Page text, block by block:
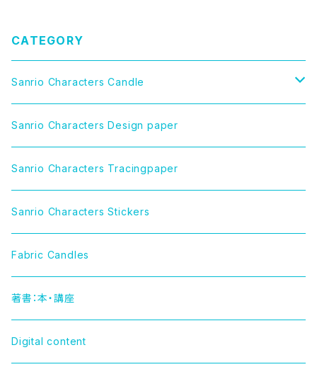
CATEGORY
Sanrio Characters Candle
CINNAMOROLL（シナモロール）
LITTLE TWIN STARS（リトルツインスターズ）
MY MELODY（マイメロディ）
MARRONCREAM（マロンクリーム）
HELLO KITTY（ハローキティー）
TUXEDOSAM（タキシードサム）
Sanrio Characters Design paper
Sanrio Characters Tracingpaper
Sanrio Characters Stickers
Fabric Candles
著書：本・講座
Digital content